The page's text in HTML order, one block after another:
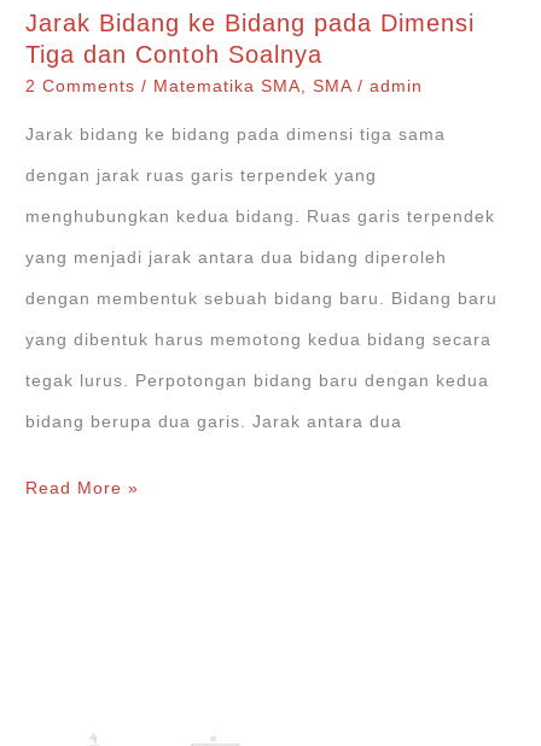
+Contohnya
Jarak Bidang ke Bidang pada Dimensi
Tiga dan Contoh Soalnya
2 Comments / Matematika SMA,SMA/admin
Jarak bidang ke bidang pada dimensi tiga sama
dengan jarak ruas garis terpendek yang
menghubungkan kedua bidang. Ruas garis terpendek
yang menjadi jarak antara dua bidang diperoleh
dengan membentuk sebuah bidang baru. Bidang baru
yang dibentuk harus memotong kedua bidang secara
tegak lurus. Perpotongan bidang baru dengan kedua
bidang berupa dua garis. Jarak antara dua
Jarak
Read More »